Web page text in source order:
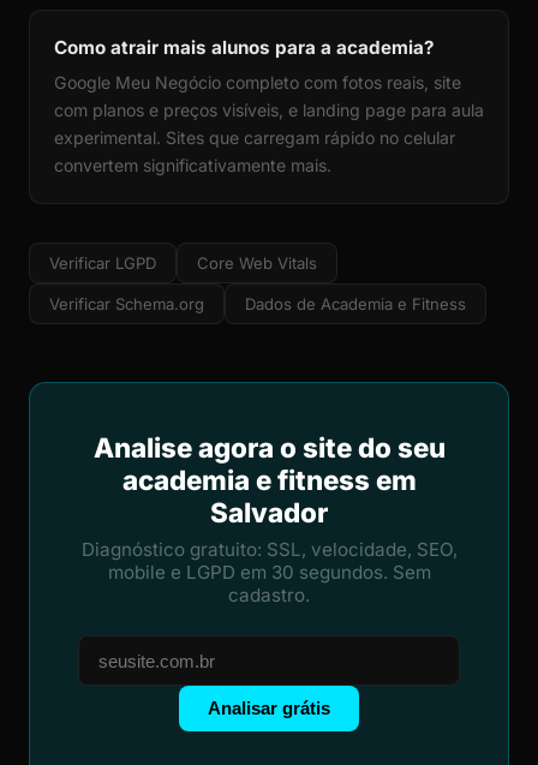
Como atrair mais alunos para a academia?
Google Meu Negócio completo com fotos reais, site
com planos e preços visíveis, e landing page para aula
experimental. Sites que carregam rápido no celular
convertem significativamente mais.
Verificar LGPD Core Web Vitals
Verificar Schema.org Dados de Academia e Fitness
Analise agora o site do seu
academia e fitness em
Salvador
Diagnóstico gratuito: SSL, velocidade, SEO,
mobile e LGPD em 30 segundos. Sem
cadastro.
Analisar grátis